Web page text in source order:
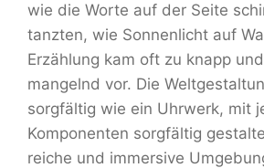
wie die Worte auf der Seite
tanzten, wie Sonnenlicht auf
Erzählung kam oft zu knapp
mangelnd vor. Die
sorgfältig wie ein Uhrwerk, mit
Komponenten sorgfältig
reiche und immersive